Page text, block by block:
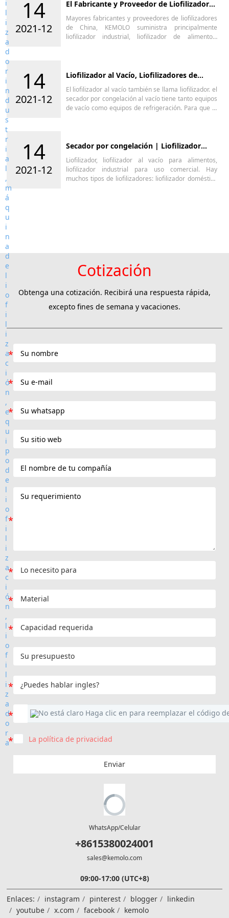
14
2021-12
El Fabricante y Proveedor de Liofilizadores
Mayores fabricantes y proveedores de liofilizadores
de China, KEMOLO suministra principalmente
liofilizador industrial, liofilizador de alimentos,
14
2021-12
Liofilizador al Vacío, Liofilizadores de
El liofilizador al vacío también se llama liofilizador. el
secador por congelación al vacío tiene tanto equipos
de vacío como equipos de refrigeración. Para que el
14
2021-12
Secador por congelación | Liofilizador
Liofilizador, liofilizador al vacío para alimentos,
liofilizador industrial para uso comercial. Hay
muchos tipos de liofilizadores: liofilizador doméstico
Cotización
Obtenga una cotización. Recibirá una respuesta rápida,
excepto fines de semana y vacaciones.
La política de privacidad
Enviar
WhatsApp/Celular
+8615380024001
sales@kemolo.com
09:00-17:00 (UTC+8)
Enlaces: instagram pinterest blogger
linkedin
youtube
x.com facebook kemolo